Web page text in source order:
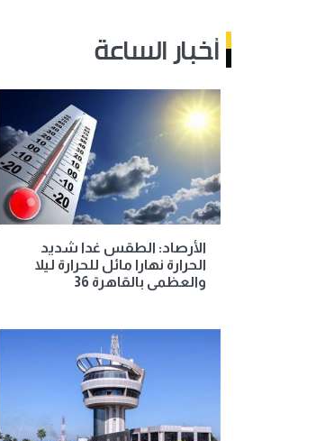
أخبار الساعة
الأرصاد: الطقس غدا شديد
الحرارة نهارا مائل للحرارة ليلا
والعظمى بالقاهرة 36